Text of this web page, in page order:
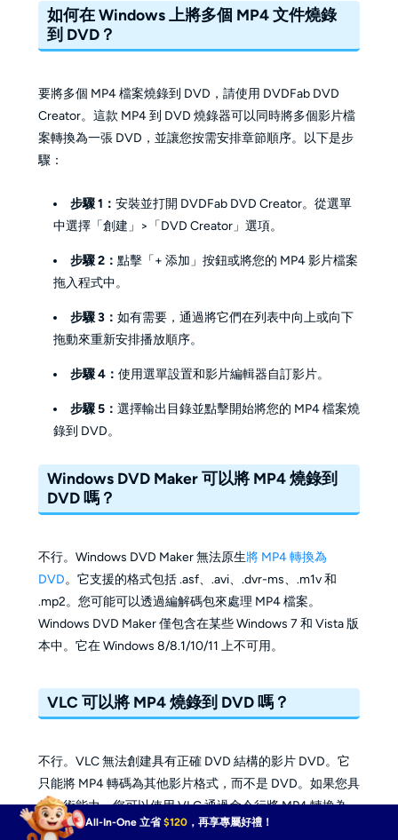
如何在 Windows 上將多個 MP4 文件燒錄
到 DVD？
要將多個 MP4 檔案燒錄到 DVD，請使用 DVDFab DVD
Creator。這款 MP4 到 DVD 燒錄器可以同時將多個影片檔
案轉換為一張 DVD，並讓您按需安排章節順序。以下是步
驟：
步驟 1：安裝並打開 DVDFab DVD Creator。從選單
中選擇「創建」>「DVD Creator」選項。
步驟 2：點擊「+ 添加」按鈕或將您的 MP4 影片檔案
拖入程式中。
步驟 3：如有需要，通過將它們在列表中向上或向下
拖動來重新安排播放順序。
步驟 4：使用選單設置和影片編輯器自訂影片。
步驟 5：選擇輸出目錄並點擊開始將您的 MP4 檔案燒
錄到 DVD。
Windows DVD Maker 可以將 MP4 燒錄到
DVD 嗎？
不行。Windows DVD Maker 無法原生將 MP4 轉換為
DVD。它支援的格式包括 .asf、.avi、.dvr-ms、.m1v 和
.mp2。您可能可以透過編解碼包來處理 MP4 檔案。
Windows DVD Maker 僅包含在某些 Windows 7 和 Vista 版
本中。它在 Windows 8/8.1/10/11 上不可用。
VLC 可以將 MP4 燒錄到 DVD 嗎？
不行。VLC 無法創建具有正確 DVD 結構的影片 DVD。它
只能將 MP4 轉碼為其他影片格式，而不是 DVD。如果您具
備技術能力，您可以使用 VLC 通過命令行將 MP4 轉換為
MPEG-2，然後使用額外的工具來製作 DVD 結構，從中創
All-In-One 立省$120 ，再享專屬好禮！